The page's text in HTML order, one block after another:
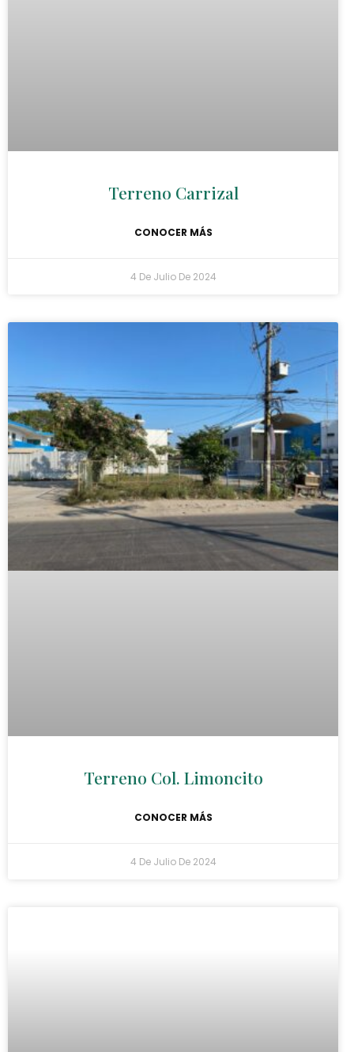
Terreno Carrizal
CONOCER MÁS
4 De Julio De 2024
Terreno Col. Limoncito
CONOCER MÁS
4 De Julio De 2024